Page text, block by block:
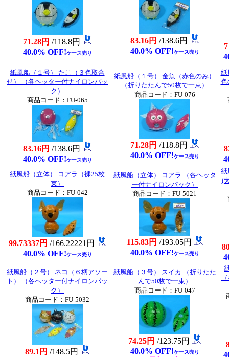
71.28円 /118.8円
40.0% OFF!ケース売り
83.16円 /138.6円
40.0% OFF!ケース売り
紙風船（１号） たこ（３色取合
せ） （各ヘッター付ナイロンパッ
ク）
商品コード：FU-065
83.16円 /138.6円
40.0% OFF!ケース売り
紙風船（１号） 金魚（赤色のみ）
（折りたたんで50枚で一束）
商品コード：FU-076
71.28円 /118.8円
40.0% OFF!ケース売り
紙
色
紙風船（立体） コアラ（裸25枚
束）
商品コード：FU-042
99.73337円 /166.22221円
40.0% OFF!ケース売り
紙風船（立体） コアラ （各ヘッタ
ー付ナイロンパック）
商品コード：FU-5021
115.83円 /193.05円
40.0% OFF!ケース売り
紙
(
紙風船（２号） ネコ（６柄アソー
ト） （各ヘッター付ナイロンパッ
ク）
商品コード：FU-5032
89.1円 /148.5円
紙風船（３号） スイカ （折りたた
んで50枚で一束）
商品コード：FU-047
74.25円 /123.75円
40.0% OFF!ケース売り